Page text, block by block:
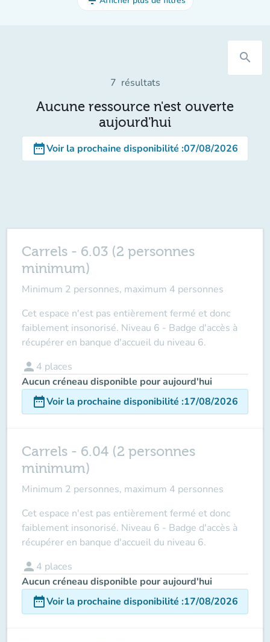
search
7 résultats
Aucune ressource n'est ouverte
aujourd'hui
date_rangeVoir la prochaine disponibilité :07/08/2026
Carrels - 6.03 (2 personnes
minimum)
Minimum 2 personnes, maximum 4 personnes
Cet espace n'est pas entièrement fermé et donc
faiblement insonorisé. Niveau 6 - Badge d'accès à
récupérer en banque d'accueil du niveau 6.
person 4 places
Aucun créneau disponible pour aujourd'hui
date_rangeVoir la prochaine disponibilité :17/08/2026
Carrels - 6.04 (2 personnes
minimum)
Minimum 2 personnes, maximum 4 personnes
Cet espace n'est pas entièrement fermé et donc
faiblement insonorisé. Niveau 6 - Badge d'accès à
récupérer en banque d'accueil du niveau 6.
person 4 places
Aucun créneau disponible pour aujourd'hui
date_rangeVoir la prochaine disponibilité :17/08/2026